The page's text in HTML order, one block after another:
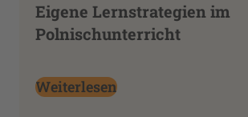
Eigene Lernstrategien im
Polnischunterricht
Weiterlesen